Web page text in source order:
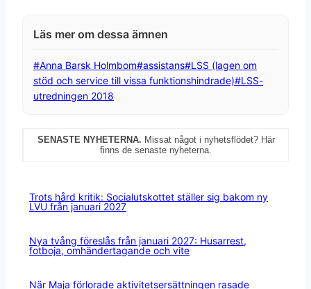
Post
Tags:
#Anna Barsk Holmbom#assistans#LSS (lagen om
stöd och service till vissa funktionshindrade)#LSS-
utredningen 2018
SENASTE NYHETERNA. Missat något i nyhetsflödet? Här
finns de senaste nyheterna.
Trots hård kritik: Socialutskottet ställer sig bakom ny
LVU från januari 2027
Nya tvång föreslås från januari 2027: Husarrest,
fotboja, omhändertagande och vite
När Maja förlorade aktivitetsersättningen rasade